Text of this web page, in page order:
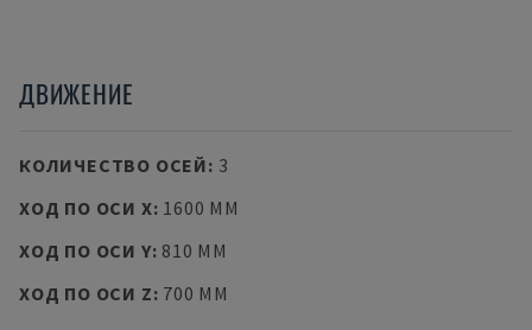
ДВИЖЕНИЕ
КОЛИЧЕСТВО ОСЕЙ: 3
ХОД ПО ОСИ X: 1600 MM
ХОД ПО ОСИ Y: 810 MM
ХОД ПО ОСИ Z: 700 MM